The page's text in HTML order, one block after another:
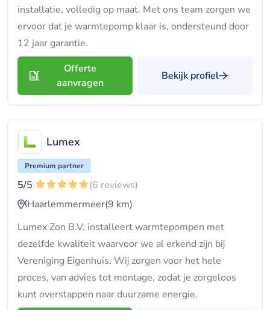
installatie, volledig op maat. Met ons team zorgen we
ervoor dat je warmtepomp klaar is, ondersteund door
12 jaar garantie.
Offerte
aanvragen
Bekijk profiel
Lumex
Premium partner
5/5
(6 reviews)
Haarlemmermeer(9 km)
Lumex Zon B.V. installeert warmtepompen met
dezelfde kwaliteit waarvoor we al erkend zijn bij
Vereniging Eigenhuis. Wij zorgen voor het hele
proces, van advies tot montage, zodat je zorgeloos
kunt overstappen naar duurzame energie.